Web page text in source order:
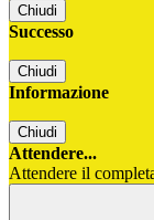
Chiudi
Successo
Chiudi
Informazione
Chiudi
Attendere...
Attendere il